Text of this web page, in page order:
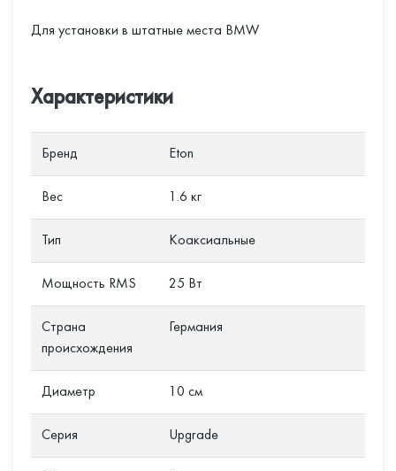
Для установки в штатные места BMW
Характеристики
Бренд Eton
Вес 1.6 кг
Тип Коаксиальные
Мощность RMS 25 Вт
Страна
происхождения
Германия
Диаметр 10 см
Серия Upgrade